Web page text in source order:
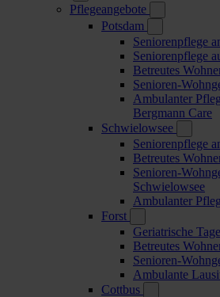
Pflegeangebote
Potsdam
Seniorenpflege
Seniorenpflege
Betreutes
Senioren-
Ambulanter
Bergmann Care
Schwielowsee
Seniorenpflege
Betreutes
Senioren-
Schwielowsee
Ambulanter
Forst
Geriatrische
Betreutes
Senioren-
Ambulante
Cottbus